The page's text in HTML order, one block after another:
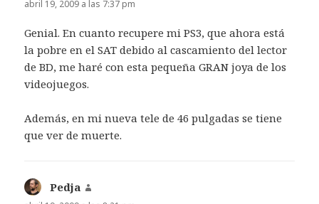
abril 19, 2009 a las 7:37 pm
Genial. En cuanto recupere mi PS3, que ahora está
la pobre en el SAT debido al cascamiento del lector
de BD, me haré con esta pequeña GRAN joya de los
videojuegos.
Además, en mi nueva tele de 46 pulgadas se tiene
que ver de muerte.
Pedja